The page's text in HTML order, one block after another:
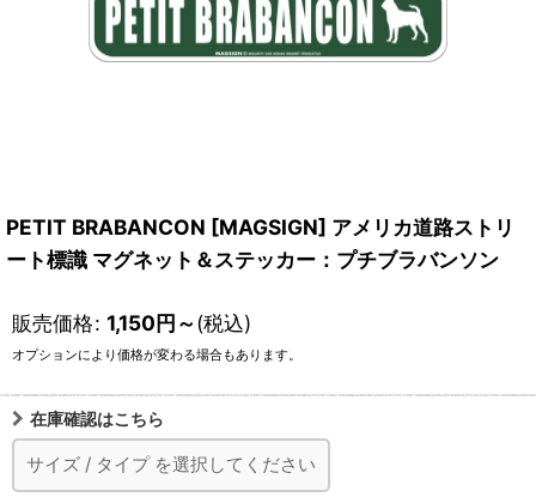
PETIT BRABANCON [MAGSIGN] アメリカ道路ストリ
ート標識 マグネット＆ステッカー：プチブラバンソン
販売価格: 1,150円～(税込)
オプションにより価格が変わる場合もあります。
在庫確認はこちら
サイズ / タイプ を選択してください